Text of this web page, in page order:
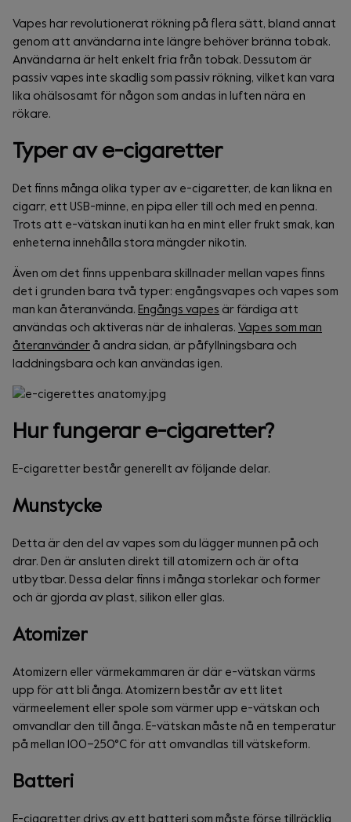
Vapes har revolutionerat rökning på flera sätt, bland annat
genom att användarna inte längre behöver bränna tobak.
Användarna är helt enkelt fria från tobak. Dessutom är
passiv vapes inte skadlig som passiv rökning, vilket kan vara
lika ohälsosamt för någon som andas in luften nära en
rökare.
Typer av e-cigaretter
Det finns många olika typer av e-cigaretter, de kan likna en
cigarr, ett USB-minne, en pipa eller till och med en penna.
Trots att e-vätskan inuti kan ha en mint eller frukt smak, kan
enheterna innehålla stora mängder nikotin.
Även om det finns uppenbara skillnader mellan vapes finns
det i grunden bara två typer: engångsvapes och vapes som
man kan återanvända. Engångs vapes är färdiga att
användas och aktiveras när de inhaleras. Vapes som man
återanvänder å andra sidan, är påfyllningsbara och
laddningsbara och kan användas igen.
Hur fungerar e-cigaretter?
E-cigaretter består generellt av följande delar.
Munstycke
Detta är den del av vapes som du lägger munnen på och
drar. Den är ansluten direkt till atomizern och är ofta
utbytbar. Dessa delar finns i många storlekar och former
och är gjorda av plast, silikon eller glas.
Atomizer
Atomizern eller värmekammaren är där e-vätskan värms
upp för att bli ånga. Atomizern består av ett litet
värmeelement eller spole som värmer upp e-vätskan och
omvandlar den till ånga. E-vätskan måste nå en temperatur
på mellan 100–250°C för att omvandlas till vätskeform.
Batteri
E-cigaretter drivs av ett batteri som måste förse tillräcklig